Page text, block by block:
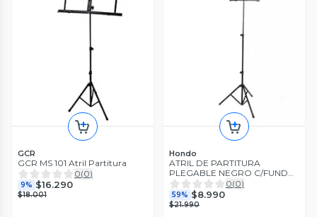
GCR
GCR MS 101 Atril Partitura
0(0)
9% $16.290
$18.001
Hondo
ATRIL DE PARTITURA
PLEGABLE NEGRO C/FUNDA
HONDO
0(0)
59% $8.990
$21.990